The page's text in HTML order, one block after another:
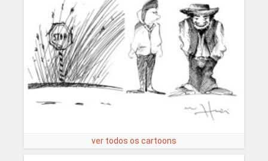
ver todos os cartoons